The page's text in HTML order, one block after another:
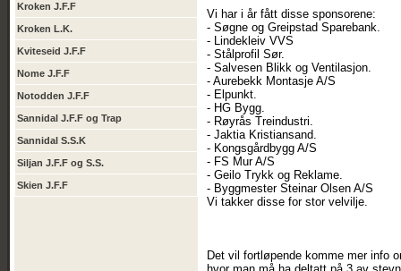
Kroken J.F.F
Kroken L.K.
Kviteseid J.F.F
Nome J.F.F
Notodden J.F.F
Sannidal J.F.F og Trap
Sannidal S.S.K
Siljan J.F.F og S.S.
Skien J.F.F
Vi har i år fått disse sponsorene:
- Søgne og Greipstad Sparebank.
- Lindekleiv VVS
- Stålprofil Sør.
- Salvesen Blikk og Ventilasjon.
- Aurebekk Montasje A/S
- Elpunkt.
- HG Bygg.
- Røyrås Treindustri.
- Jaktia Kristiansand.
- Kongsgårdbygg A/S
- FS Mur A/S
- Geilo Trykk og Reklame.
- Byggmester Steinar Olsen A/S
Vi takker disse for stor velvilje.
Det vil fortløpende komme mer info